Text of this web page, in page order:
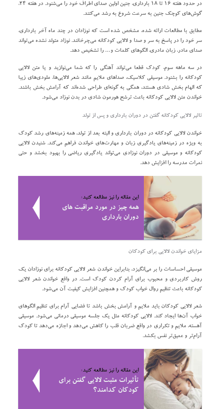
در حدود هفته ۱۶ تا ۱۸ بارداری، جنین اولین صدای اطراف خود را می‌شنود. در هفته ۲۴،
گوش‌های کوچک جنین به سرعت شروع به رشد می‌کنند.
مطابق با مطالعات ارائه شده، مشخص شده است که نوزادان در چند ماه آخر بارداری،
سر خود را در پاسخ به سر و صدا و لالایی کودکانه می‌چرخانند. نوزاد متولد نشده می‌تواند
صدای مادر، زبان مادری، الگو‌های کلمات و… را تشخیص دهد.
در سه ماهه سوم، کودک قطعا می‌تواند آهنگی را که شما می‌نوازید و یا متن لالایی
کودکانه را بشنود. موسیقی کلاسیک، صدا‌های ملایم مانند شعر لالایی‌ها، ملودی‌های زیبا
که الهام بخش شادی هستند، همگی به گونه‌ای طراحی شده‌اند که آرامش بخش باشند.
خواندن متن لالایی کودکانه باعث ترشح هورمون شادی در بدن نوزاد می‌شود.
تاثیر لالایی کودکانه گفتن در دوران بارداری و پس از تولد
خواندن لالایی کودکانه در دوران بارداری و البته بعد از تولد، همه زمینه‌های رشد کودک
به ویژه در زمینه‌های یادگیری زبان و مهارت‌های خواندن فراهم می‌کند. شنیدن لالایی
کودکانه و موسیقی در دوران نوزادی می‌تواند یادگیری ریاضی را بهبود بخشد و حتی
نمرات مدرسه را افزایش دهد.
این مقاله را نیز مطالعه کنید:
همه چیز در مورد مراقبت‌ های
دوران بارداری
مزایای خواندن لالایی برای کودکان
موسیقی احساسات را بر می‌انگیزد، بنابراین خواندن شعر لالایی کودکانه برای نوزادان یک
روش کاربردی و محبوب برای آرام کردن کودک است. در واقع خواندن شعر لالایی
کودکانه باعث تنظیم روال خواب کودک و همچنین افزایش کیفیت آن می‌شود.
شعر لالایی کودکان باید ملایم و آرامش بخش باشد تا فضایی آرام برای تنظیم الگو‌های
خواب آن‌ها ایجاد کند. لالایی کودکانه مثل یک جلسه موسیقی درمانی می‌شود. موسیقی
آهسته، ملایم و تکراری در واقع ضربان قلب را کاهش می‌دهد و اجازه می‌دهد تا کودک
آرام‌تر و عمیق‌تر نفس بکشد.
این مقاله را نیز مطالعه کنید:
تأثیرات مثبت لالایی گفتن برای
کودکان کدامند؟